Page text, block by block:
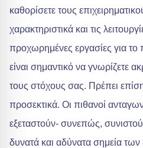
καθορίσετε τους
χαρακτηριστικά και τις
προχωρημένες εργασίες για
είναι σημαντικό να γνωρίζετε
τους στόχους σας. Πρέπει
προσεκτικά. Οι πιθανοί
εξεταστούν- συνεπώς,
δυνατά και αδύνατα σημεία